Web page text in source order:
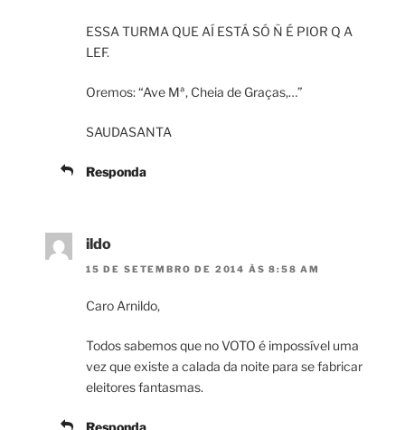
ESSA TURMA QUE AÍ ESTÁ SÓ Ñ É PIOR Q A
LEF.
Oremos: “Ave Mª, Cheia de Graças,…”
SAUDASANTA
Responda
ildo
15 DE SETEMBRO DE 2014 ÀS 8:58 AM
Caro Arnildo,
Todos sabemos que no VOTO é impossível uma
vez que existe a calada da noite para se fabricar
eleitores fantasmas.